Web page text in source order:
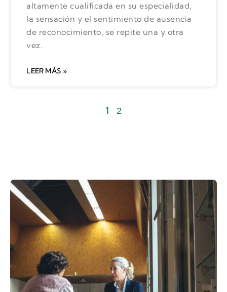
altamente cualificada en su especialidad,
la sensación y el sentimiento de ausencia
de reconocimiento, se repite una y otra
vez.
LEER MÁS »
1 2